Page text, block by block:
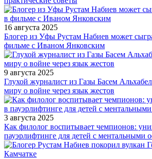
16 августа 2025
Блогер из Уфы Рустам Набиев может
фильме с Иваном Янковским
9 августа 2025
Глухой журналист из Газы Басем
миру о войне через язык жестов
3 августа 2025
Как филолог воспитывает чемпионов:
пауэрлифтинге для детей с ментальными